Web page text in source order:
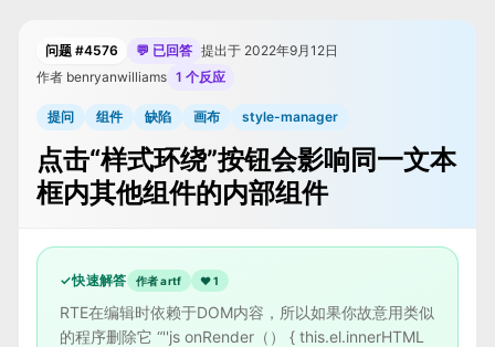
问题 #4576 💬 已回答 提出于 2022年9月12日
作者 benryanwilliams 1 个反应
提问 组件 缺陷 画布 style-manager
点击“样式环绕”按钮会影响同一文本
框内其他组件的内部组件
✓快速解答 作者 artf ❤1
RTE在编辑时依赖于DOM内容，所以如果你故意用类似
的程序删除它 “''js onRender（） { this.el.innerHTML